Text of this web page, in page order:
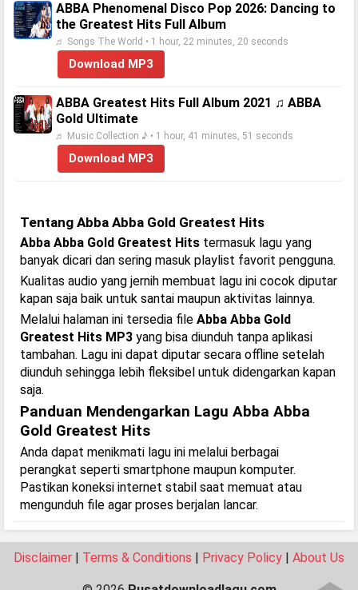
ABBA Phenomenal Disco Pop 2026: Dancing to
the Greatest Hits Full Album
♬ Songs The World • 1 hour, 22 minutes, 20 seconds
Download MP3
ABBA Greatest Hits Full Album 2021 ♫ ABBA
Gold Ultimate
♬ Music Collection ♪ • 1 hour, 41 minutes, 51 seconds
Download MP3
Tentang Abba Abba Gold Greatest Hits
Abba Abba Gold Greatest Hits termasuk lagu yang
banyak dicari dan sering masuk playlist favorit pengguna.
Kualitas audio yang jernih membuat lagu ini cocok diputar
kapan saja baik untuk santai maupun aktivitas lainnya.
Melalui halaman ini tersedia file Abba Abba Gold
Greatest Hits MP3 yang bisa diunduh tanpa aplikasi
tambahan. Lagu ini dapat diputar secara offline setelah
diunduh sehingga lebih fleksibel untuk didengarkan kapan
saja.
Panduan Mendengarkan Lagu Abba Abba
Gold Greatest Hits
Anda dapat menikmati lagu ini melalui berbagai
perangkat seperti smartphone maupun komputer.
Pastikan koneksi internet stabil saat memuat atau
mengunduh file agar proses berjalan lancar.
Disclaimer | Terms & Conditions | Privacy Policy | About Us